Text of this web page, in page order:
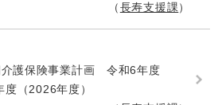
長寿支援課
介護保険事業計画 令和6年度
度（2026年度）